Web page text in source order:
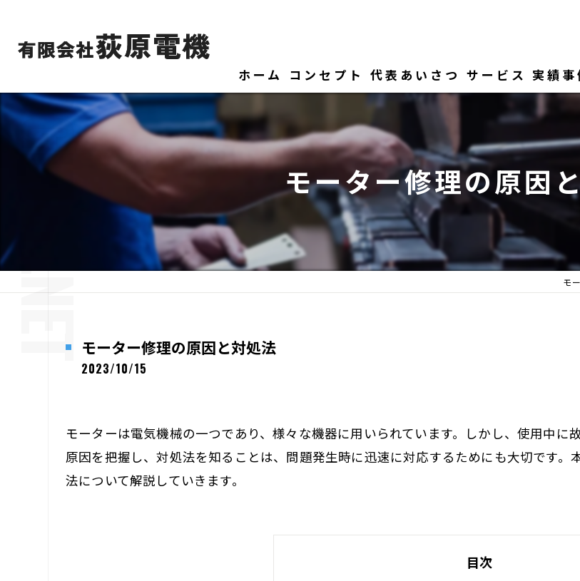
ホーム コンセプト 代表あいさつ サービス 実績事
モーター修理の原因
モ
モーター修理の原因と対処法
2023/10/15
モーターは電気機械の一つであり、様々な機器に用いられています。しかし、使用中に
原因を把握し、対処法を知ることは、問題発生時に迅速に対応するためにも大切です
法について解説していきます。
目次